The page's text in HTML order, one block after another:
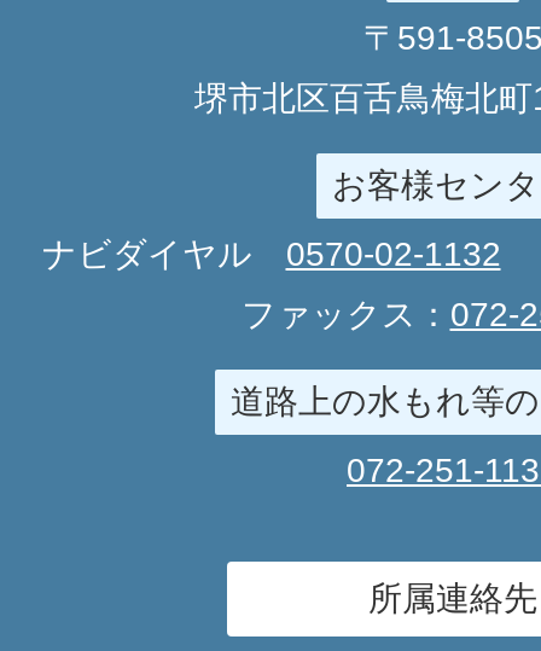
〒591-
堺市北区百舌鳥梅北
お客様セン
ナビダイヤル 0570-02-1132
ファックス： 072-
道路上の水もれ等
072-251-
所属連絡先